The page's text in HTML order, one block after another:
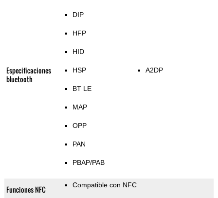
Especificaciones
bluetooth
DIP
HFP
HID
HSP
BT LE
MAP
OPP
PAN
PBAP/PAB
A2DP
Funciones NFC Compatible con NFC